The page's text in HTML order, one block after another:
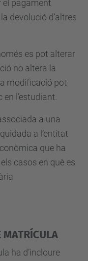
el pagament
devolució d’altres
es pot alterar
no altera la
modificació pot
l’estudiant.
a una
a l’entitat
que ha
casos en què es
MATRÍCULA
ha d’incloure